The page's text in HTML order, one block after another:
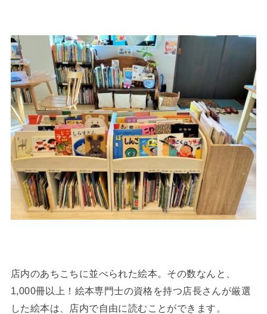
店内のあちこちに並べられた絵本。その数なんと、
1,000冊以上！絵本専門士の資格を持つ店長さんが厳選
した絵本は、店内で自由に読むことができます。